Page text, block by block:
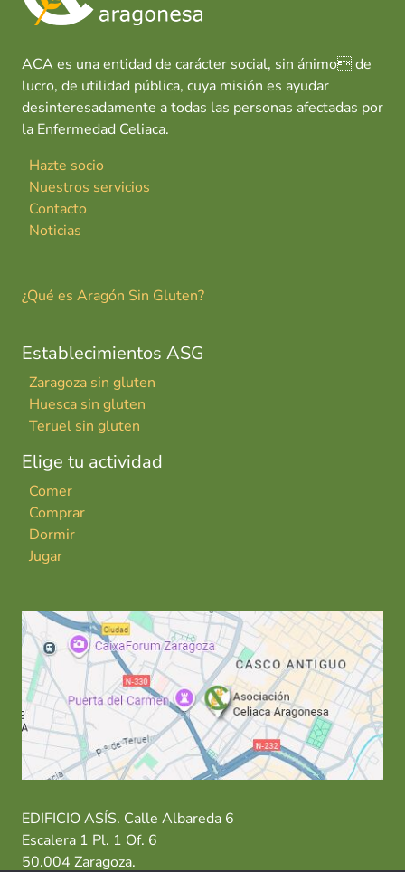
ACA es una entidad de carácter social, sin ánimo de
lucro, de utilidad pública, cuya misión es ayudar
desinteresadamente a todas las personas afectadas por
la Enfermedad Celiaca.
Hazte socio
Nuestros servicios
Contacto
Noticias
¿Qué es Aragón Sin Gluten?
Establecimientos ASG
Zaragoza sin gluten
Huesca sin gluten
Teruel sin gluten
Elige tu actividad
Comer
Comprar
Dormir
Jugar
EDIFICIO ASÍS. Calle Albareda 6
Escalera 1 Pl. 1 Of. 6
50.004 Zaragoza.